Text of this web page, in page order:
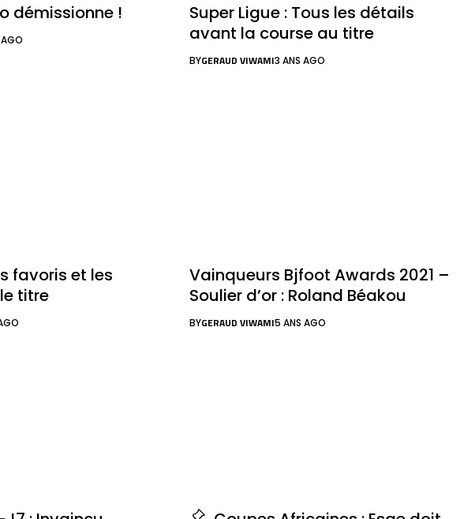
démissionne !
Super Ligue : Tous les détails
avant la course au titre
BYGERAUD VIWAMI3 ANS AGO
favoris et les
titre
Vainqueurs Bjfoot Awards 2021 –
Soulier d’or : Roland Béakou
BYGERAUD VIWAMI5 ANS AGO